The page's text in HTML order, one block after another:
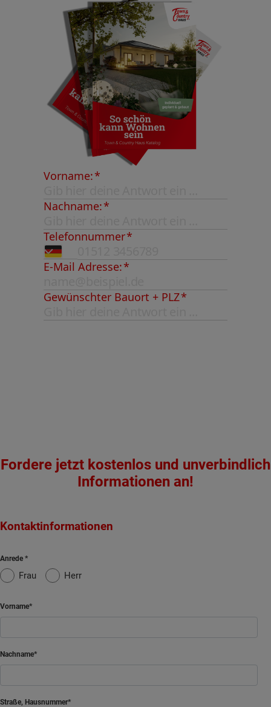
Fordere jetzt kostenlos und unverbindlich
Informationen an!
Kontaktinformationen
Anrede
Frau Herr
Vorname
Nachname
Straße, Hausnummer